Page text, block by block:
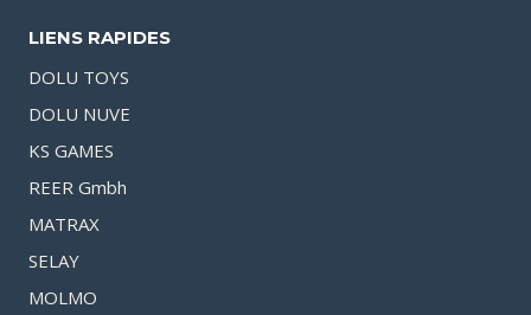
LIENS RAPIDES
DOLU TOYS
DOLU NUVE
KS GAMES
REER Gmbh
MATRAX
SELAY
MOLMO